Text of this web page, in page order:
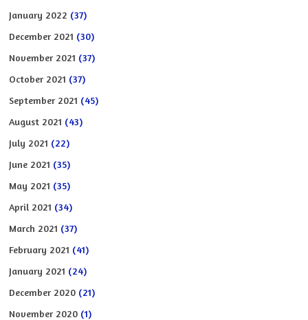
January 2022 (37)
December 2021 (30)
November 2021 (37)
October 2021 (37)
September 2021 (45)
August 2021 (43)
July 2021 (22)
June 2021 (35)
May 2021 (35)
April 2021 (34)
March 2021 (37)
February 2021 (41)
January 2021 (24)
December 2020 (21)
November 2020 (1)